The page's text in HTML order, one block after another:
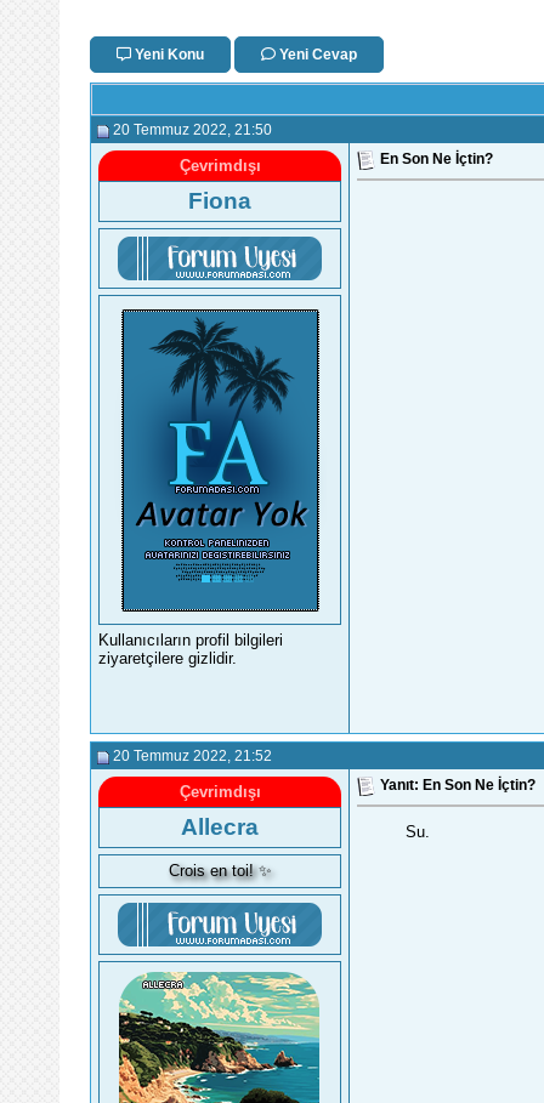
Yeni Konu Yeni Cevap
20 Temmuz 2022 , 21:50
Çevrimdışı
Fiona
Kullanıcıların profil bilgileri
ziyaretçilere gizlidir.
En Son Ne İçtin?
20 Temmuz 2022 , 21:52
Çevrimdışı
Allecra
Crois en toi! ✨
Yanıt: En Son Ne İçtin?
Su.